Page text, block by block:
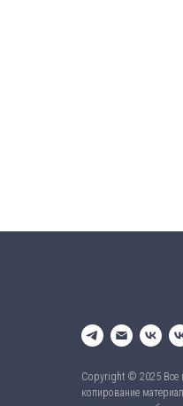
Copyright © 2025 Все
копирование